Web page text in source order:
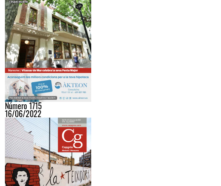
Número 1715
16/06/2022